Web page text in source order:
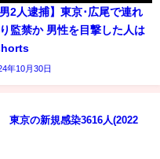
男2人逮捕】東京･広尾で連れ
監禁か 男性を目撃した人は
年10月30日
東京の新規感染3616人(2022